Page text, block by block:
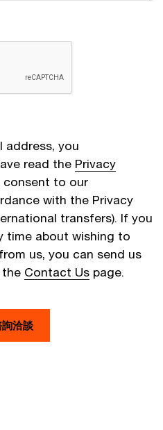
address, you
read the Privacy
consent to our
with the Privacy
transfers). If you
time about wishing to
us, you can send us
the Contact Us page.
洽談